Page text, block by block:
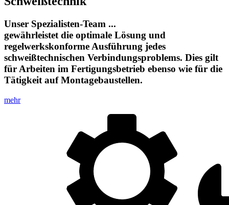
Unser Spezialisten-Team ...
gewährleistet die optimale Lösung und
regelwerkskonforme Ausführung jedes
schweißtechnischen Verbindungsproblems. Dies gilt
für Arbeiten im Fertigungsbetrieb ebenso wie für die
Tätigkeit auf Montagebaustellen.
mehr